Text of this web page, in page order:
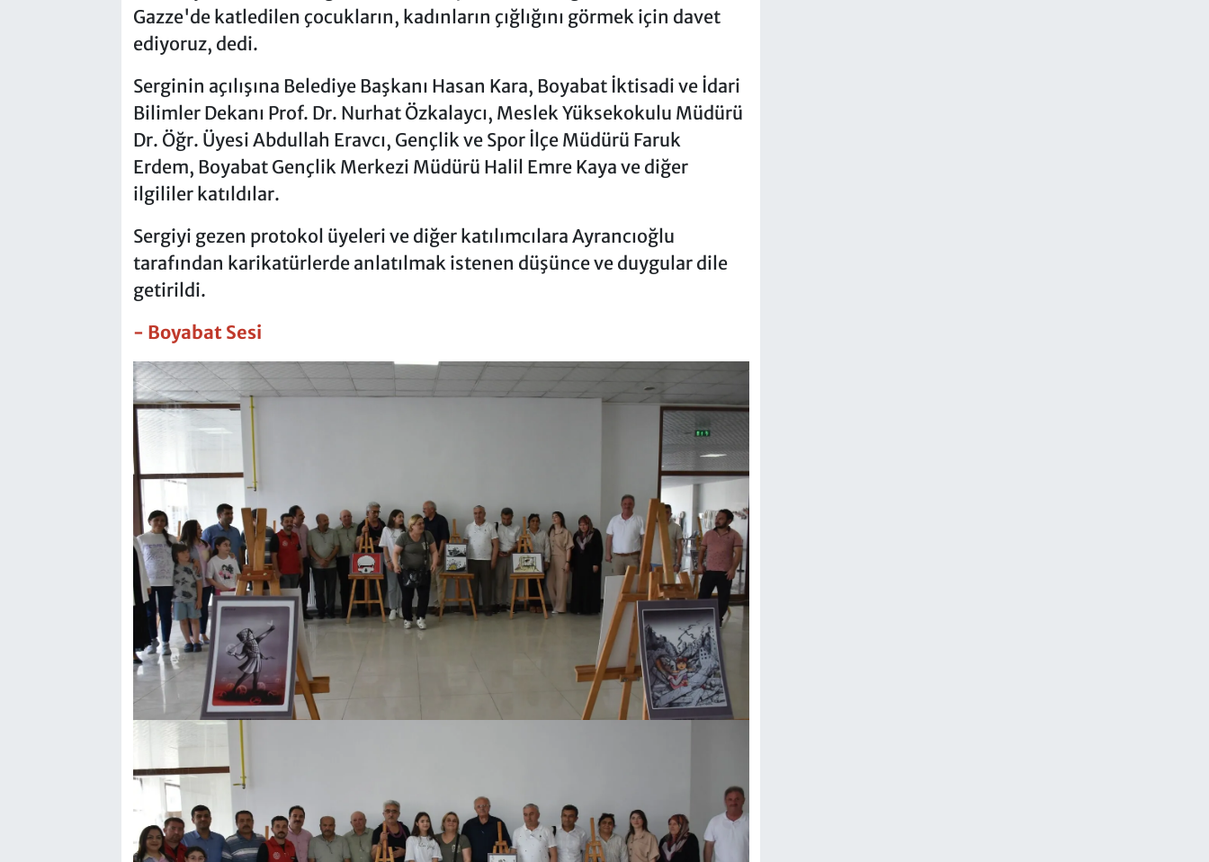
Gazze'de katledilen çocukların, kadınların çığlığını görmek için davet
ediyoruz, dedi.
Serginin açılışına Belediye Başkanı Hasan Kara, Boyabat İktisadi ve İdari
Bilimler Dekanı Prof. Dr. Nurhat Özkalaycı, Meslek Yüksekokulu Müdürü
Dr. Öğr. Üyesi Abdullah Eravcı, Gençlik ve Spor İlçe Müdürü Faruk
Erdem, Boyabat Gençlik Merkezi Müdürü Halil Emre Kaya ve diğer
ilgililer katıldılar.
Sergiyi gezen protokol üyeleri ve diğer katılımcılara Ayrancıoğlu
tarafından karikatürlerde anlatılmak istenen düşünce ve duygular dile
getirildi.
- Boyabat Sesi